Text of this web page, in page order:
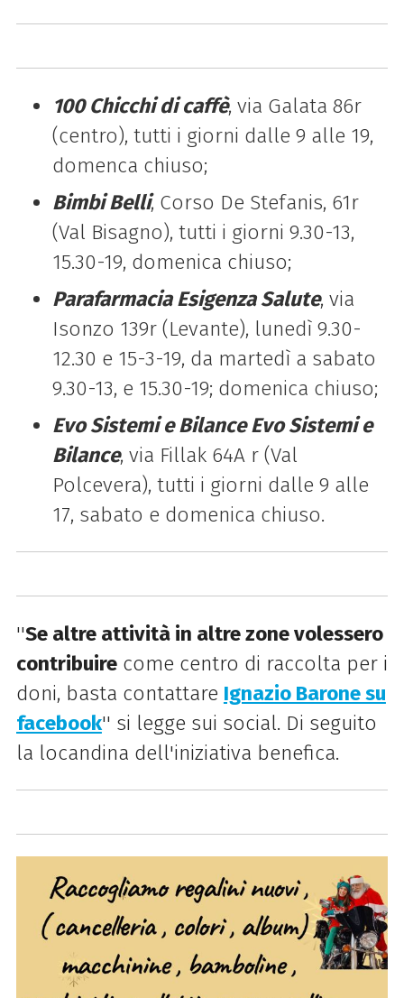
100 Chicchi di caffè, via Galata 86r
(centro), tutti i giorni dalle 9 alle 19,
domenca chiuso;
Bimbi Belli, Corso De Stefanis, 61r
(Val Bisagno), tutti i giorni 9.30-13,
15.30-19, domenica chiuso;
Parafarmacia Esigenza Salute, via
Isonzo 139r (Levante), lunedì 9.30-
12.30 e 15-3-19, da martedì a sabato
9.30-13, e 15.30-19; domenica chiuso;
Evo Sistemi e Bilance Evo Sistemi e
Bilance, via Fillak 64A r (Val
Polcevera), tutti i giorni dalle 9 alle
17, sabato e domenica chiuso.
''Se altre attività in altre zone volessero
contribuirecome centro di raccolta per i
doni, basta contattare Ignazio Barone su
facebook'' si legge sui social. Di seguito
la locandina dell'iniziativa benefica.